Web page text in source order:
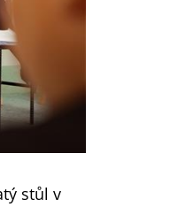
stůl v